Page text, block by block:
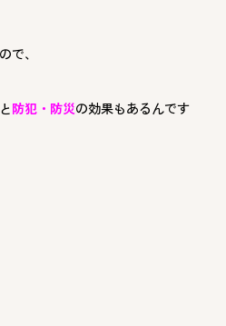
で、
防犯・防災の効果もあるんです